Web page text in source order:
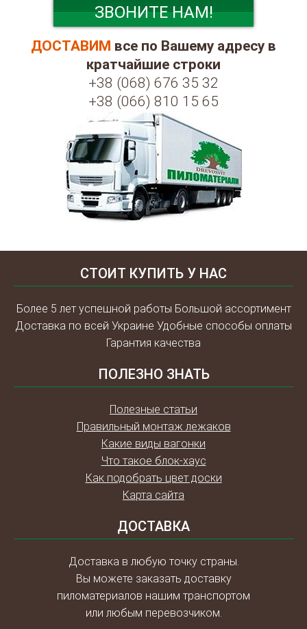
ЗВОНИТЕ НАМ!
ДОСТАВИМ все по Вашему адресу в
кратчайшие строки
+38 (068) 676 35 32
+38 (066) 810 15 65
СТОИТ КУПИТЬ У НАС
Более 5 лет успешной работы Большой ассортимент
Доставка по всей Украине Удобные способы оплаты
Гарантия качества
ПОЛЕЗНО ЗНАТЬ
Полезные статьи
Правильный монтаж лежаков
Какие виды вагонки
Что такое блок-хаус
Как подобрать цвет доски
Карта сайта
ДОСТАВКА
Доставка в любую точку страны.
Вы можете заказать доставку
пиломатериалов нашим транспортом
или любым перевозчиком.